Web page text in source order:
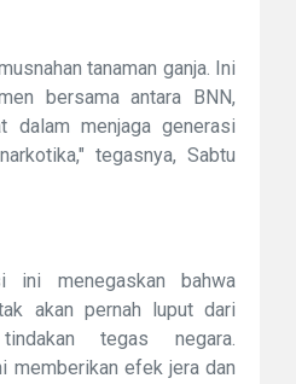
tanaman ganja. Ini
bersama antara BNN,
dalam menjaga generasi
tegasnya, Sabtu
ini menegaskan bahwa
akan pernah luput dari
tegas negara.
memberikan efek jera dan